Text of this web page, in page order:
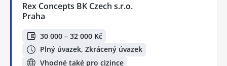
Rex Concepts BK Czech s.r.o.
Praha
30 000 – 32 000 Kč
Plný úvazek, Zkrácený úvazek
Vhodné také pro cizince